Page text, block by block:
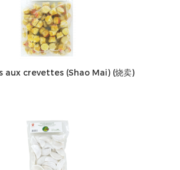
aux crevettes (Shao Mai) (烧卖)